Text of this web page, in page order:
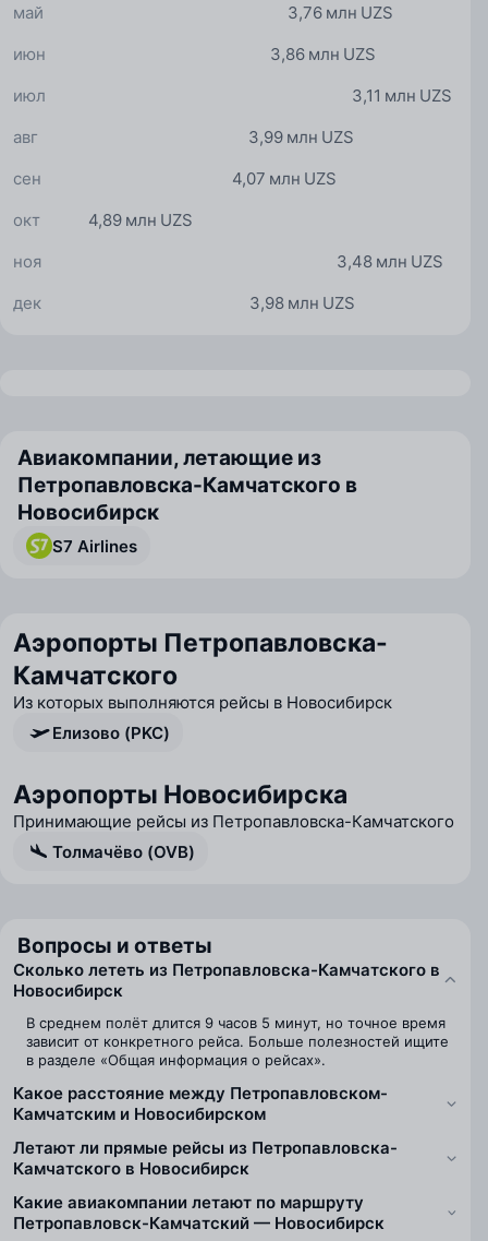
3,76 млн UZS
май
3,86 млн UZS
июн
3,11 млн UZS
июл
3,99 млн UZS
авг
4,07 млн UZS
сен
4,89 млн UZS
окт
3,48 млн UZS
ноя
3,98 млн UZS
дек
Авиакомпании, летающие из
Петропавловска-Камчатского в
Новосибирск
S7 Airlines
Аэропорты Петропавловска-
Камчатского
Из которых выполняются рейсы в Новосибирск
Елизово (PKC)
Аэропорты Новосибирска
Принимающие рейсы из Петропавловска-Камчатского
Толмачёво (OVB)
Вопросы и ответы
Сколько лететь из Петропавловска-Камчатского в
Новосибирск
В среднем полёт длится 9 часов 5 минут, но точное время
зависит от конкретного рейса. Больше полезностей ищите
в разделе «Общая информация о рейсах».
Какое расстояние между Петропавловском-
Камчатским и Новосибирском
Летают ли прямые рейсы из Петропавловска-
Камчатского в Новосибирск
Какие авиакомпании летают по маршруту
Петропавловск-Камчатский — Новосибирск